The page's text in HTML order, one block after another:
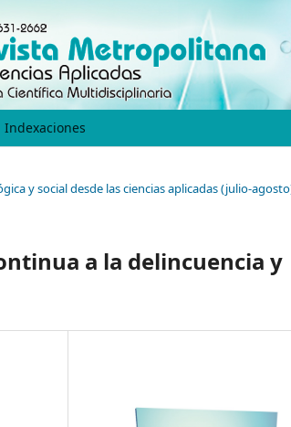
Indexaciones
y social desde las ciencias aplicadas (julio-
a la delincuencia y